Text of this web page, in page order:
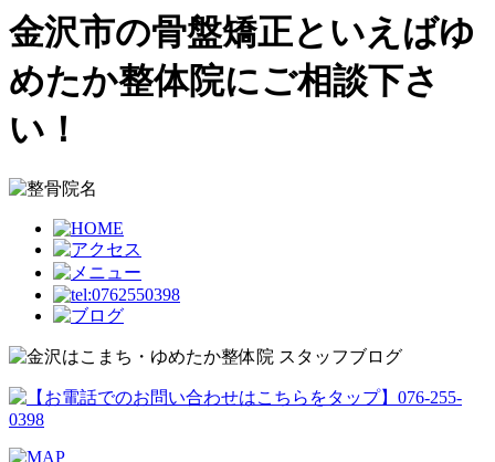
金沢市の骨盤矯正といえばゆ
めたか整体院にご相談下さ
い！